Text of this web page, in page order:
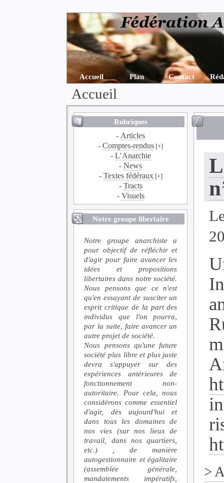
Accueil Plan Contact
Accueil
Rubriques
- Articles
-Comptes-rendus [+]
- L’Anarchie
-News
- Textes fédéraux[+]
- Tracts
- Visuels
Notre groupe libertaire
Notre groupe anarchiste a
pour objectif de réfléchir et
d'agir pour faire avancer les
idées et propositions
libertaires dans notre société.
Nous pensons que ce n'est
qu'en essayant de susciter un
esprit critique de la part des
individus que l'on pourra,
par la suite, faire avancer un
autre projet de société.
Nous pensons qu'une future
société plus libre et plus juste
devra s'appuyer sur des
expériences antérieures de
fonctionnement non-
autoritaire. Pour cela, nous
considérons comme essentiel
d'agir, dès aujourd'hui et
dans tous les domaines de
nos vies (sur nos lieux de
travail, dans nos quartiers,
etc.) , de manière
autogestionnaire et égalitaire
(assemblée générale,
mandatements impératifs,
>